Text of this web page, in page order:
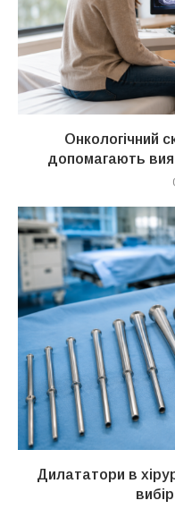
Онкологічний
допомагають
Дилататори в